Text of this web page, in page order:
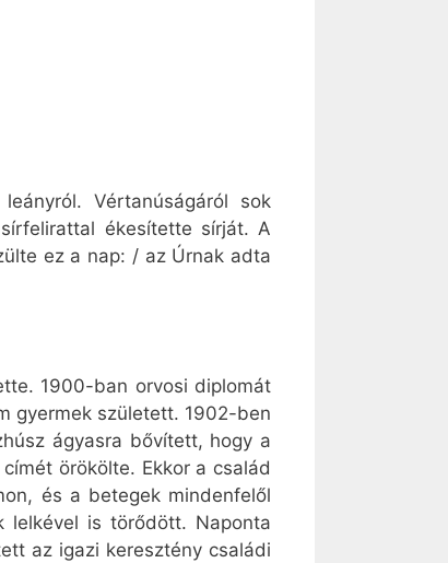
Vértanúságáról sok
ékesítette sírját. A
ez a nap: / az Úrnak adta
1900-ban orvosi diplomát
gyermek született. 1902-ben
ágyasra bővített, hogy a
örökölte. Ekkor a család
és a betegek mindenfelől
lelkével is törődött. Naponta
az igazi keresztény családi